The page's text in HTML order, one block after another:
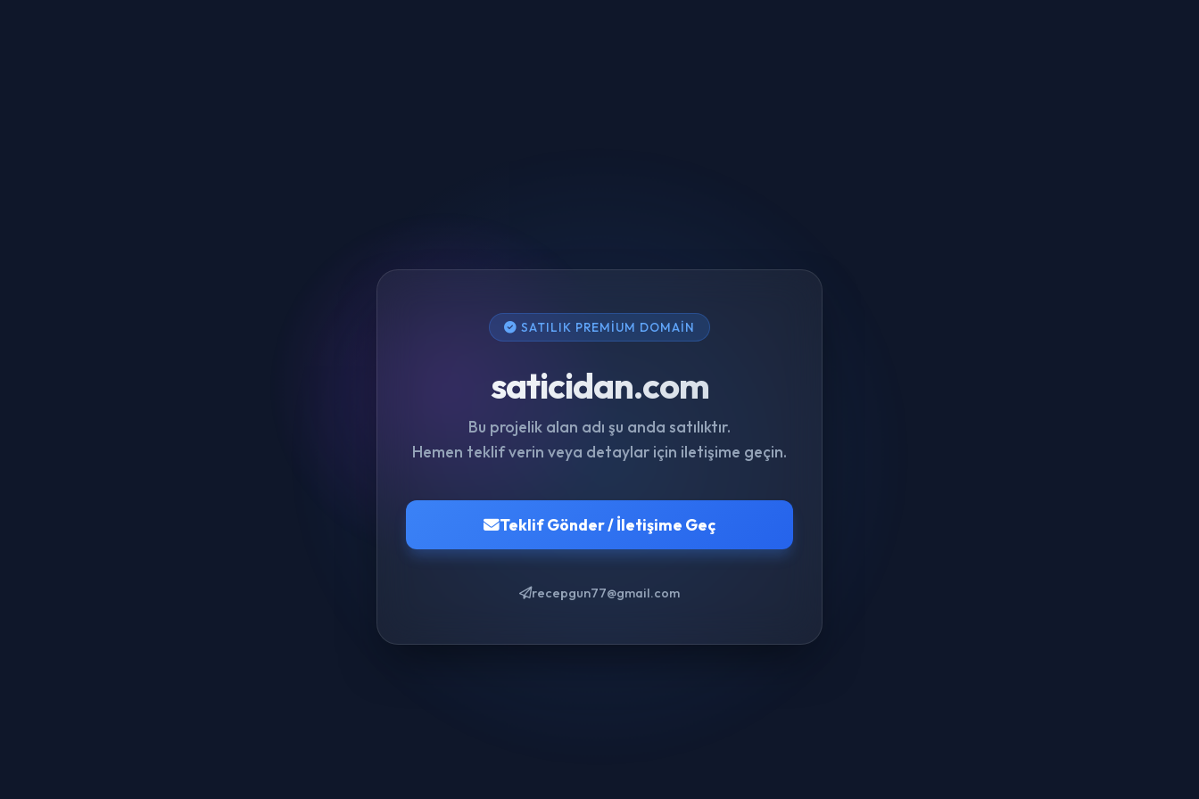
SATILIK PREMIUM DOMAIN
saticidan.com
Bu projelik alan adı şu anda satılıktır.
Hemen teklif verin veya detaylar için iletişime geçin.
Teklif Gönder / İletişime Geç
recepgun77@gmail.com